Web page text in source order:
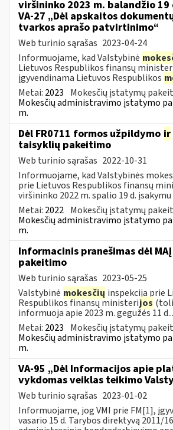
viršininko 2023 m. balandžio 19
VA-27 „Dėl apskaitos
tvarkos aprašo patvirtinimo“
Web turinio sąrašas 2023-04-24
Informuojame, kad Valstybinė
Lietuvos Respublikos finansų
įgyvendinama Lietuvos Respublikos
Metai: 2023 Mokesčių įstatymų
Mokesčių administravimo įstatymo
m.
Dėl FR0711 formos užpildymo ir
taisyklių pakeitimo
Web turinio sąrašas 2022-10-31
Informuojame, kad Valstybinės
prie Lietuvos Respublikos finansų
viršininko 2022 m. spalio 19 d. įsakymu
Metai: 2022 Mokesčių įstatymų
Mokesčių administravimo įstatymo
m.
Informacinis pranešimas dėl MAĮ
pakeitimo
Web turinio sąrašas 2023-05-25
Valstybinė mokesčių inspekcija prie
Respublikos finansų ministerijos
informuoja apie 2023 m. gegužės 11
Metai: 2023 Mokesčių įstatymų
Mokesčių administravimo įstatymo
m.
VA-95 „Dėl Informacijos apie
vykdomas veiklas teikimo
Web turinio sąrašas 2023-01-02
Informuojame, jog VMI prie FM[1],
vasario 15 d. Tarybos direktyvą 2011/